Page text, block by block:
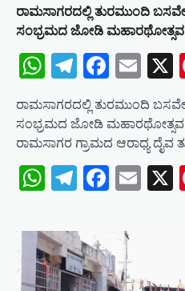
ರಾಮಸಾಗರದಲ್ಲಿ ತುರಮುಂದಿ
ಸಂಭ್ರಮದ ಜೋಡಿ
WhatsApp
Telegram
ರಾಮಸಾಗರದಲ್ಲಿ ತುರಮುಂದಿ
ಸಂಭ್ರಮದ ಜೋಡಿ ಮಹಾರಥೋತ್ಸವ…
ರಾಮಸಾಗರ ಗ್ರಾಮದ ಆರಾಧ್ಯ ದೈವ
WhatsApp
Telegram